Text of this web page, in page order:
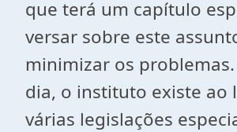
que terá um capítulo
versar sobre este
minimizar os
dia, o instituto existe ao
várias legislações